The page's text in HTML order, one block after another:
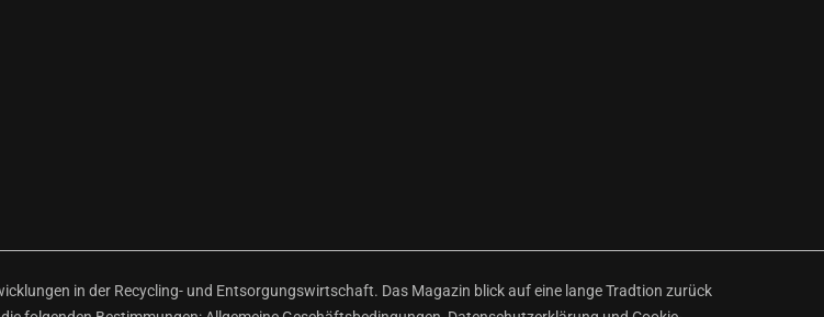
in der Recycling- und Entsorgungswirtschaft. Das Magazin blick auf eine lange Tradtion zurück